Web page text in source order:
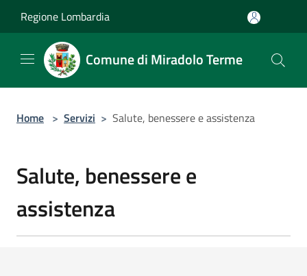
Regione Lombardia
Comune di Miradolo Terme
Home > Servizi > Salute, benessere e assistenza
Salute, benessere e
assistenza